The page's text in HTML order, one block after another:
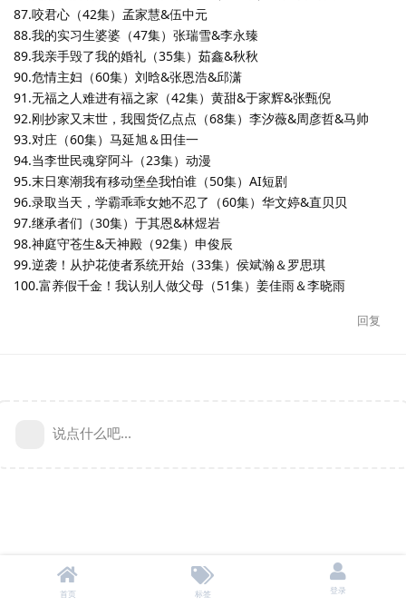
87.咬君心（42集）孟家慧&伍中元
88.我的实习生婆婆（47集）张瑞雪&李永臻
89.我亲手毁了我的婚礼（35集）茹鑫&秋秋
90.危情主妇（60集）刘晗&张恩浩&邱潇
91.无福之人难进有福之家（42集）黄甜&于家辉&张甄倪
92.刚抄家又末世，我囤货亿点点（68集）李汐薇&周彦哲&马帅
93.对庄（60集）马延旭＆田佳一
94.当李世民魂穿阿斗（23集）动漫
95.末日寒潮我有移动堡垒我怕谁（50集）AI短剧
96.录取当天，学霸乖乖女她不忍了（60集）华文婷&直贝贝
97.继承者们（30集）于其恩&林煜岩
98.神庭守苍生&天神殿（92集）申俊辰
99.逆袭！从护花使者系统开始（33集）侯斌瀚＆罗思琪
100.富养假千金！我认别人做父母（51集）姜佳雨＆李晓雨
回复
说点什么吧...
首页 标签 登录